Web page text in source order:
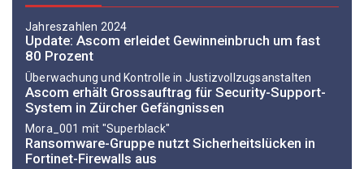
Jahreszahlen 2024
Update: Ascom erleidet Gewinneinbruch um fast
80 Prozent
Überwachung und Kontrolle in Justizvollzugsanstalten
Ascom erhält Grossauftrag für Security-Support-
System in Zürcher Gefängnissen
Mora_001 mit "Superblack"
Ransomware-Gruppe nutzt Sicherheitslücken in
Fortinet-Firewalls aus